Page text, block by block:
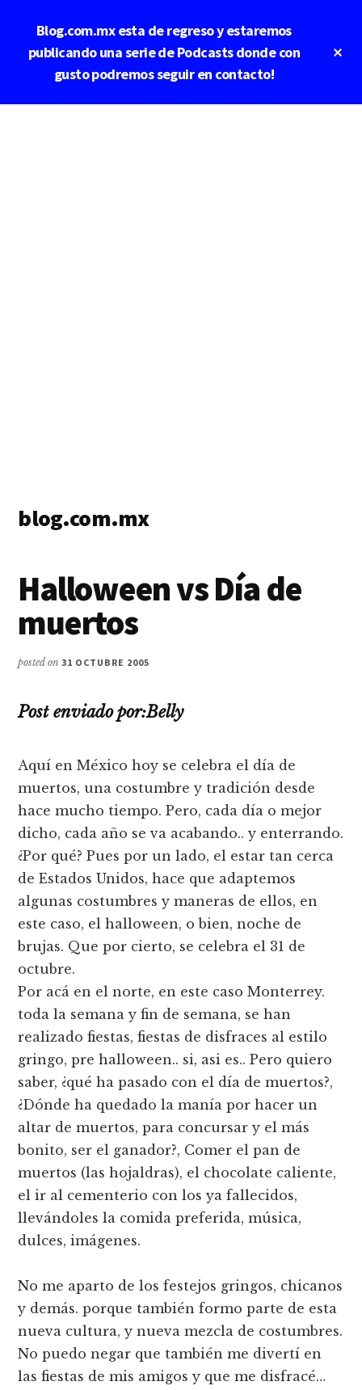
contenido
principal
Blog.com.mx esta de regreso y estaremos
publicando una serie de Podcasts donde con
gusto podremos seguir en contacto!
blog.com.mx
blogs
Halloween vs Dí­a de
muertos
posted on31 OCTUBRE 2005
Post enviado por:Belly
Aquí­ en México hoy se celebra el dí­a de
muertos, una costumbre y tradición desde
hace mucho tiempo. Pero, cada dí­a o mejor
dicho, cada año se va acabando.. y enterrando.
¿Por qué? Pues por un lado, el estar tan cerca
de Estados Unidos, hace que adaptemos
algunas costumbres y maneras de ellos, en
este caso, el halloween, o bien, noche de
brujas. Que por cierto, se celebra el 31 de
octubre.
Por acá en el norte, en este caso Monterrey.
toda la semana y fin de semana, se han
realizado fiestas, fiestas de disfraces al estilo
gringo, pre halloween.. si, asi es.. Pero quiero
saber, ¿qué ha pasado con el dí­a de muertos?,
¿Dónde ha quedado la maní­a por hacer un
altar de muertos, para concursar y el más
bonito, ser el ganador?, Comer el pan de
muertos (las hojaldras), el chocolate caliente,
el ir al cementerio con los ya fallecidos,
llevándoles la comida preferida, música,
dulces, imágenes.
No me aparto de los festejos gringos, chicanos
y demás. porque también formo parte de esta
nueva cultura, y nueva mezcla de costumbres.
No puedo negar que también me divertí­ en
las fiestas de mis amigos y que me disfracé…